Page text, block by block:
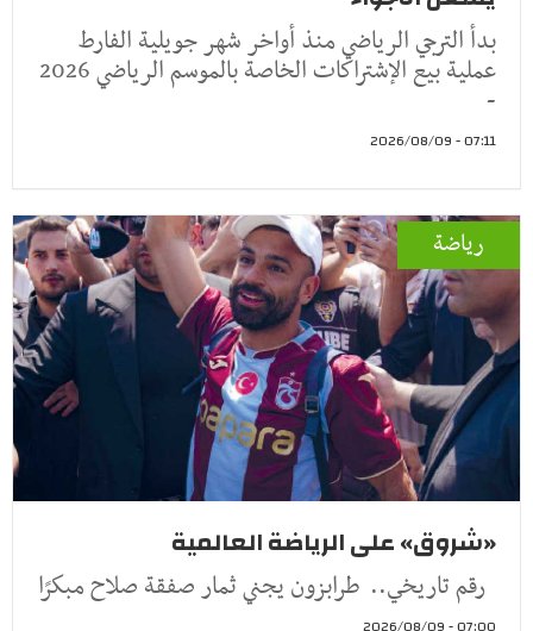
بدأ الترجي الرياضي منذ أواخر شهر جويلية الفارط
عملية بيع الإشتراكات الخاصة بالموسم الرياضي 2026
-
07:11 - 2026/08/09
رياضة
«شروق» على الرياضة العالمية
رقم تاريخي.. طرابزون يجني ثمار صفقة صلاح مبكرًا